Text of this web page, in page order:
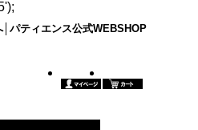
パティエンス公式WEBSHOP